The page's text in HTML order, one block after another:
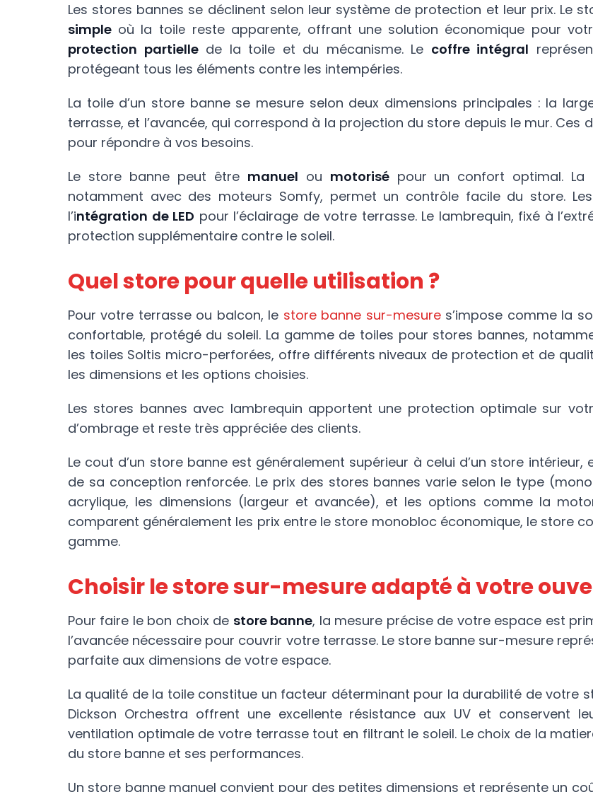
Les stores bannes se déclinent selon leur système de protection et leur prix. Le
simple où la toile reste apparente, offrant une solution économique pour
protection partiellede la toile et du mécanisme. Le coffre intégral
protégeant tous les éléments contre les intempéries.
La toile d’un store banne se mesure selon deux dimensions principales : la
terrasse, et l’avancée, qui correspond à la projection du store depuis le mur.
pour répondre à vos besoins.
Le store banne peut être manuel ou motorisépour un confort optimal. La
notamment avec des moteurs Somfy, permet un contrôle facile du store. Les
l’intégration de LED pour l’éclairage de votre terrasse. Le lambrequin, fixé à
protection supplémentaire contre le soleil.
Quel store pour quelle utilisation ?
Pour votre terrasse ou balcon, le store banne sur-mesures’impose comme la
confortable, protégé du soleil. La gamme de toiles pour stores bannes,
les toiles Soltis micro-perforées, offre différents niveaux de protection et de
les dimensions et les options choisies.
Les stores bannes avec lambrequin apportent une protection optimale sur
d’ombrage et reste très appréciée des clients.
Le cout d’un store banne est généralement supérieur à celui d’un store
de sa conception renforcée. Le prix des stores bannes varie selon le type
acrylique, les dimensions (largeur et avancée), et les options comme la
comparent généralement les prix entre le store monobloc économique, le store
gamme.
Choisir le store sur-mesure adapté à votre
Pour faire le bon choix de store banne, la mesure précise de votre espace est
l’avancée nécessaire pour couvrir votre terrasse. Le store banne sur-mesure
parfaite aux dimensions de votre espace.
La qualité de la toile constitue un facteur déterminant pour la durabilité de votre
Dickson Orchestra offrent une excellente résistance aux UV et conservent
ventilation optimale de votre terrasse tout en filtrant le soleil. Le choix de la
du store banne et ses performances.
Un store banne manuel convient pour des petites dimensions et représente un